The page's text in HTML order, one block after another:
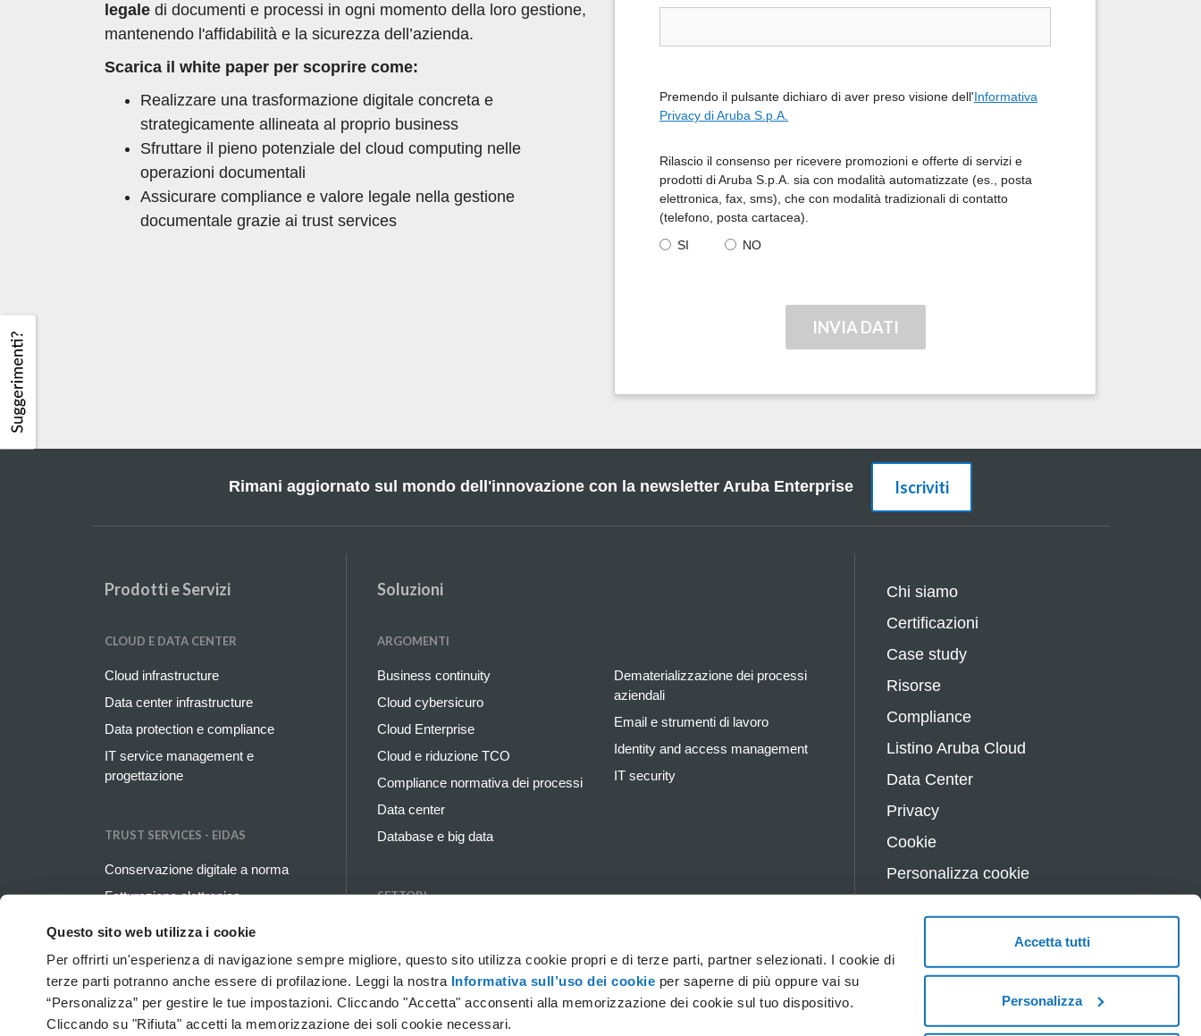
Questo sito web utilizza i cookie
Per offrirti un'esperienza di navigazione sempre migliore, questo sito utilizza cookie propri e di terze parti, partner selezionati. I cookie di
terze parti potranno anche essere di profilazione. Leggi la nostra Informativa sull’uso dei cookie per saperne di più oppure vai su
“Personalizza” per gestire le tue impostazioni. Cliccando "Accetta" acconsenti alla memorizzazione dei cookie sul tuo dispositivo.
Cliccando su "Rifiuta" accetti la memorizzazione dei soli cookie necessari.
Accetta tutti
Personalizza
legale di documenti e processi in ogni momento della loro gestione,
mantenendo l'affidabilità e la sicurezza dell’azienda.
Scarica il white paper per scoprire come:
Realizzare una trasformazione digitale concreta e
strategicamente allineata al proprio business
Sfruttare il pieno potenziale del cloud computing nelle
operazioni documentali
Assicurare compliance e valore legale nella gestione
documentale grazie ai trust services
Premendo il pulsante dichiaro di aver preso visione dell'Informativa
Privacy di Aruba S.p.A.
Rilascio il consenso per ricevere promozioni e offerte di servizi e
prodotti di Aruba S.p.A. sia con modalità automatizzate (es., posta
elettronica, fax, sms), che con modalità tradizionali di contatto
(telefono, posta cartacea).
SI
NO
Rimani aggiornato sul mondo dell'innovazione con la newsletter Aruba Enterprise Iscriviti
Prodotti e Servizi
CLOUD E DATA CENTER
Cloud infrastructure
Data center infrastructure
Data protection e compliance
IT service management e
progettazione
TRUST SERVICES - EIDAS
Conservazione digitale a norma
Fatturazione elettronica
PEC e domicilio digitale
SSL e Code Signing
Soluzioni
ARGOMENTI
Business continuity
Cloud cybersicuro
Cloud Enterprise
Cloud e riduzione TCO
Compliance normativa dei processi
Data center
Database e big data
Dematerializzazione dei processi
aziendali
Email e strumenti di lavoro
Identity and access management
IT security
SETTORI
Energia e utilities
Ordini professionali
Produzione e manifattura
Sanitario e farmaceutico
Service provider
Telecomunicazioni e media
Chi siamo
Certificazioni
Case study
Risorse
Compliance
Listino Aruba Cloud
Data Center
Privacy
Cookie
Personalizza cookie